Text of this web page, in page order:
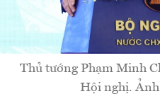
Thủ tướng Phạm Minh
Hội nghị.